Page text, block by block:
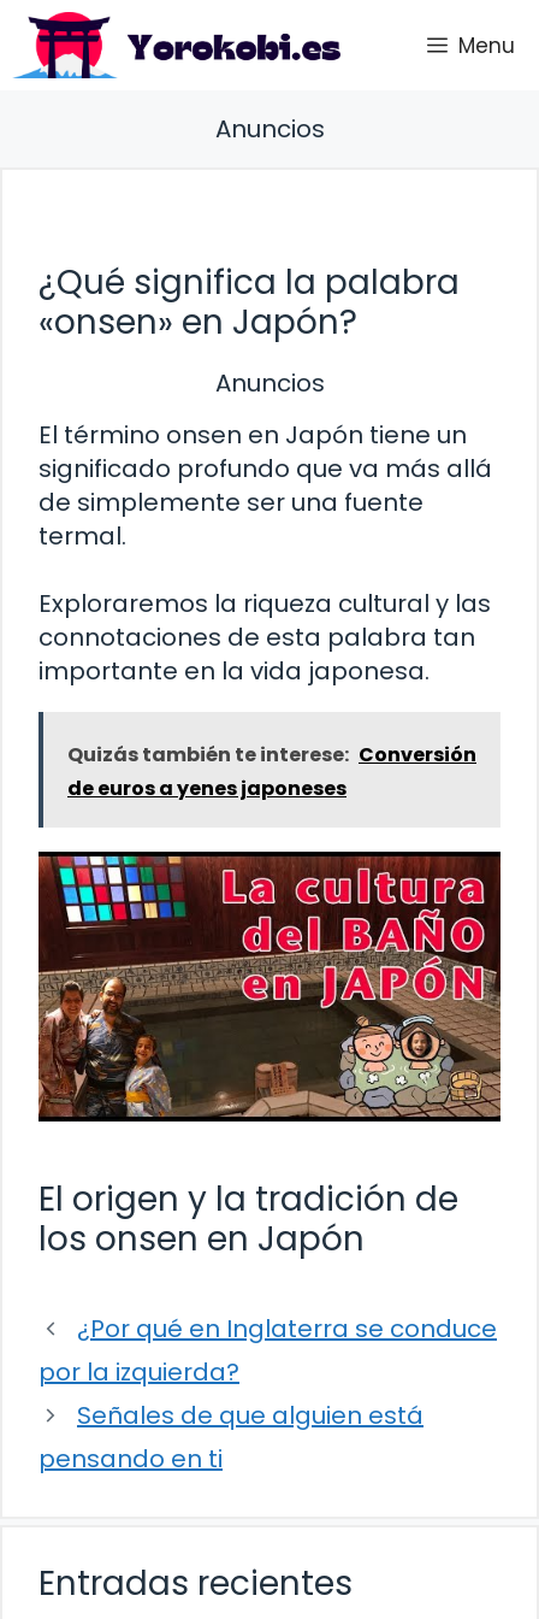
Saltar
contenido
Menu
Anuncios
¿Qué significa la palabra
«onsen» en Japón?
Anuncios
El término onsen en Japón tiene un
significado profundo que va más allá
de simplemente ser una fuente
termal.
Exploraremos la riqueza cultural y las
connotaciones de esta palabra tan
importante en la vida japonesa.
Quizás también te interese: Conversión
de euros a yenes japoneses
El origen y la tradición de
los onsen en Japón
¿Por qué en Inglaterra se conduce
por la izquierda?
Señales de que alguien está
pensando en ti
Entradas recientes